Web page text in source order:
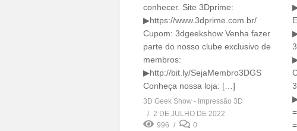
conhecer. Site 3Dprime:
▶https://www.3dprime.com.br/
Cupom: 3dgeekshow Venha fazer
parte do nosso clube exclusivo de
membros:
▶http://bit.ly/SejaMembro3DGS
Conheça nossa loja: […]
3D Geek Show - Impressão 3D
2 DE JULHO DE 2022
996
0